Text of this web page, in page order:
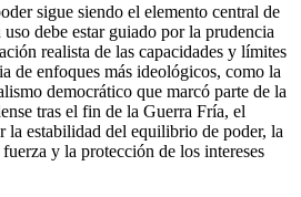
sigue siendo el elemento central de
debe estar guiado por la prudencia
realista de las capacidades y límites
de enfoques más ideológicos, como la
democrático que marcó parte de la
tras el fin de la Guerra Fría, el
la estabilidad del equilibrio de poder, la
y la protección de los intereses